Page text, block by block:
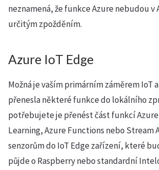
neznamená, že funkce Azure nebudou v
určitým zpožděním.
Azure IoT Edge
Možná je vaším primárním záměrem IoT
přenesla některé funkce do lokálního
potřebujete je přenést část funkcí Azure
Learning, Azure Functions nebo Stream
senzorům do IoT Edge zařízení, které
půjde o Raspberry nebo standardní